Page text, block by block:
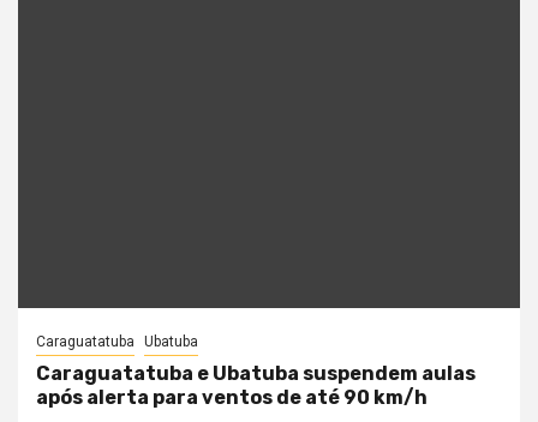
Caraguatatuba Ubatuba
Caraguatatuba e Ubatuba suspendem aulas
após alerta para ventos de até 90 km/h